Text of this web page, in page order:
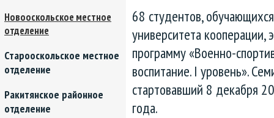
68 студентов,
университета
программу «Военно-
воспитание. I уровень».
стартовавший 8 декабря
года.
Новооскольское местное
отделение
Старооскольское местное
отделение
Ракитянское районное
отделение